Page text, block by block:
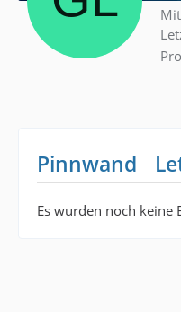
Pinnwand
Es wurden noch keine